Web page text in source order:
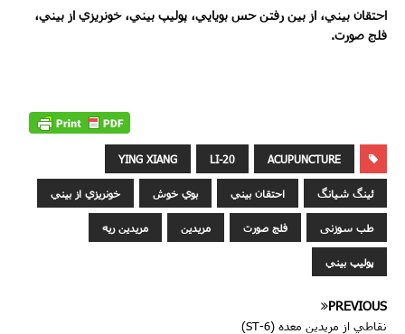
احتقان بيني، از بين رفتن حس بويايي، پوليپ بيني، خونريزي از بيني،
فلج صورت.
ACUPUNCTURE
LI-20
YING XIANG
ئينگ شيانگ احتقان بيني بوي خوش خونريزي از بيني
طب سوزنی فلج صورت مريدين مريدين ريه
پوليپ بيني
PREVIOUS
نقاطي از مريدين معده (ST-6)